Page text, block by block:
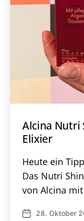
Alcina Nutri
Elixier
Heute ein
Das Nutri
von Alcina
28. Oktober